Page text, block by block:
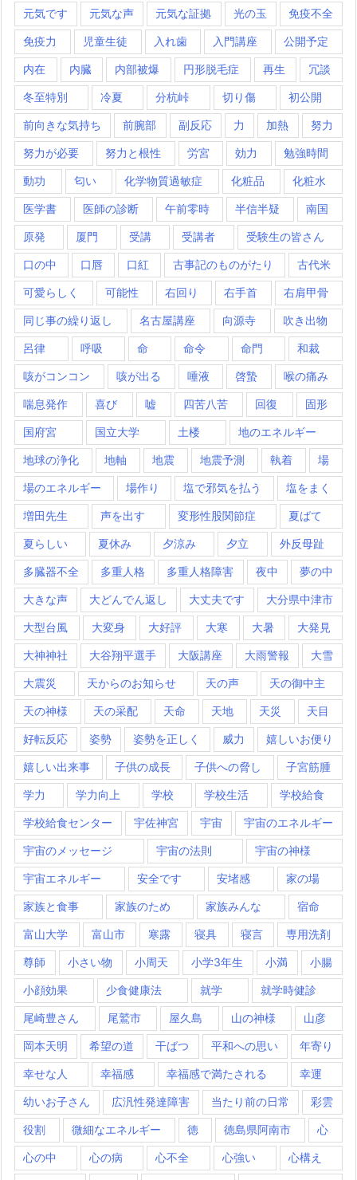
元気です 元気な声 元気な証拠 光の玉 免疫不全
免疫力 児童生徒 入れ歯 入門講座 公開予定
内在 内臓 内部被爆 円形脱毛症 再生 冗談
冬至特別 冷夏 分杭峠 切り傷 初公開
前向きな気持ち 前腕部 副反応 力 加熱 努力
努力が必要 努力と根性 労宮 効力 勉強時間
動功 匂い 化学物質過敏症 化粧品 化粧水
医学書 医師の診断 午前零時 半信半疑 南国
原発 厦門 受講 受講者 受験生の皆さん
口の中 口唇 口紅 古事記のものがたり 古代米
可愛らしく 可能性 右回り 右手首 右肩甲骨
同じ事の繰り返し 名古屋講座 向源寺 吹き出物
呂律 呼吸 命 命令 命門 和裁
咳がコンコン 咳が出る 唾液 啓蟄 喉の痛み
喘息発作 喜び 嘘 四苦八苦 回復 固形
国府宮 国立大学 土楼 地のエネルギー
地球の浄化 地軸 地震 地震予測 執着 場
場のエネルギー 場作り 塩で邪気を払う 塩をまく
増田先生 声を出す 変形性股関節症 夏ばて
夏らしい 夏休み 夕涼み 夕立 外反母趾
多臓器不全 多重人格 多重人格障害 夜中 夢の中
大きな声 大どんでん返し 大丈夫です 大分県中津市
大型台風 大変身 大好評 大寒 大暑 大発見
大神神社 大谷翔平選手 大阪講座 大雨警報 大雪
大震災 天からのお知らせ 天の声 天の御中主
天の神様 天の采配 天命 天地 天災 天目
好転反応 姿勢 姿勢を正しく 威力 嬉しいお便り
嬉しい出来事 子供の成長 子供への脅し 子宮筋腫
学力 学力向上 学校 学校生活 学校給食
学校給食センター 宇佐神宮 宇宙 宇宙のエネルギー
宇宙のメッセージ 宇宙の法則 宇宙の神様
宇宙エネルギー 安全です 安堵感 家の場
家族と食事 家族のため 家族みんな 宿命
富山大学 富山市 寒露 寝具 寝言 専用洗剤
尊師 小さい物 小周天 小学3年生 小満 小腸
小顔効果 少食健康法 就学 就学時健診
尾崎豊さん 尾鷲市 屋久島 山の神様 山彦
岡本天明 希望の道 干ばつ 平和への思い 年寄り
幸せな人 幸福感 幸福感で満たされる 幸運
幼いお子さん 広汎性発達障害 当たり前の日常 彩雲
役割 微細なエネルギー 徳 徳島県阿南市 心
心の中 心の病 心不全 心強い 心構え